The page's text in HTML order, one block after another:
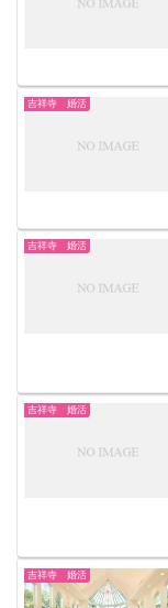
吉祥寺 婚活
吉祥寺 婚活
吉祥寺 婚活
吉祥寺 婚活